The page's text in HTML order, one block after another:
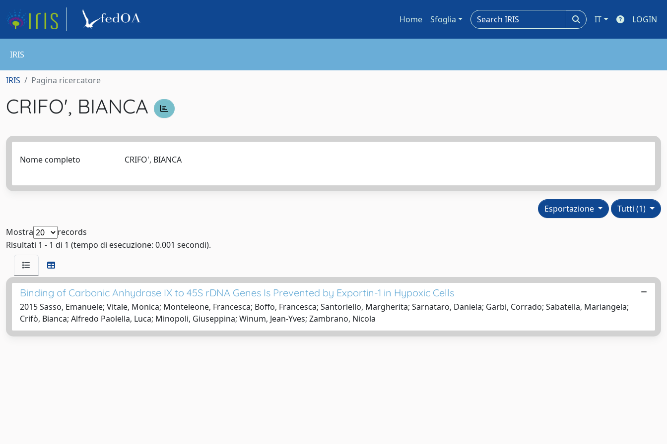
Home Sfoglia IT LOGIN
IRIS
IRIS Pagina ricercatore
CRIFO', BIANCA
Nome completo CRIFO', BIANCA
Tutti (1)
Esportazione
Mostra
records
Risultati 1 - 1 di 1 (tempo di esecuzione: 0.001 secondi).
Binding of Carbonic Anhydrase IX to 45S rDNA Genes Is Prevented by Exportin-1 in Hypoxic Cells
2015 Sasso, Emanuele; Vitale, Monica; Monteleone, Francesca; Boffo, Francesca; Santoriello, Margherita; Sarnataro, Daniela; Garbi, Corrado; Sabatella, Mariangela;
Crifò, Bianca; Alfredo Paolella, Luca; Minopoli, Giuseppina; Winum, Jean-Yves; Zambrano, Nicola